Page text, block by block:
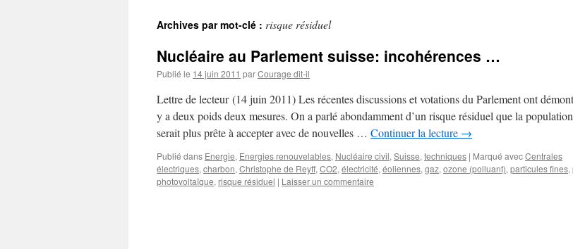
Archives par mot-clé : risque résiduel
Nucléaire au Parlement suisse: incohérences …
Publié le 14 juin 2011 parCourage dit-il
Lettre de lecteur (14 juin 2011) Les récentes discussions et votations du Parlement ont
y a deux poids deux mesures. On a parlé abondamment d’un risque résiduel que la
serait plus prête à accepter avec de nouvelles … Continuer la lecture →
Publié dans Energie, Energies renouvelables, Nucléaire civil, Suisse, techniques | Marqué avecCentrales
électriques, charbon, Christophe de Reyff, CO2, électricité, éoliennes, gaz, ozone (polluant), particules fines,
photovoltaïque, risque résiduel | Laisser un commentaire